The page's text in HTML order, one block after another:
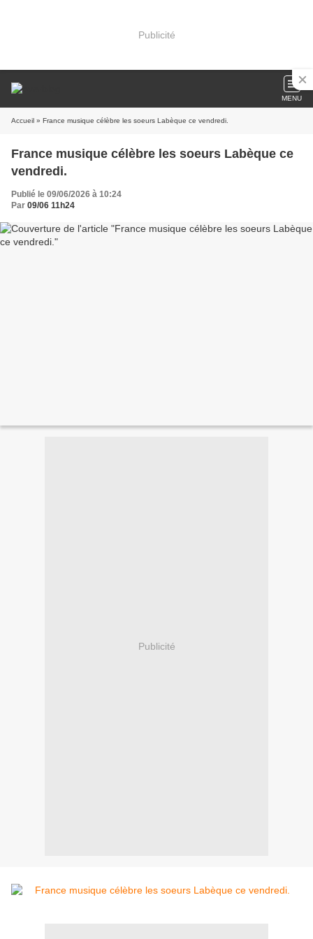
Publicité
MENU
Accueil » France musique célèbre les soeurs Labèque ce vendredi.
France musique célèbre les soeurs Labèque ce
vendredi.
Publié le 09/06/2026 à 10:24
Par 09/06 11h24
Publicité